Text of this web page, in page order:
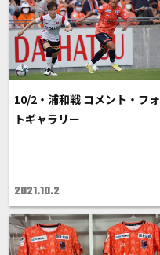
10/2・浦和戦 コメント・フォ
トギャラリー
2021.10.2